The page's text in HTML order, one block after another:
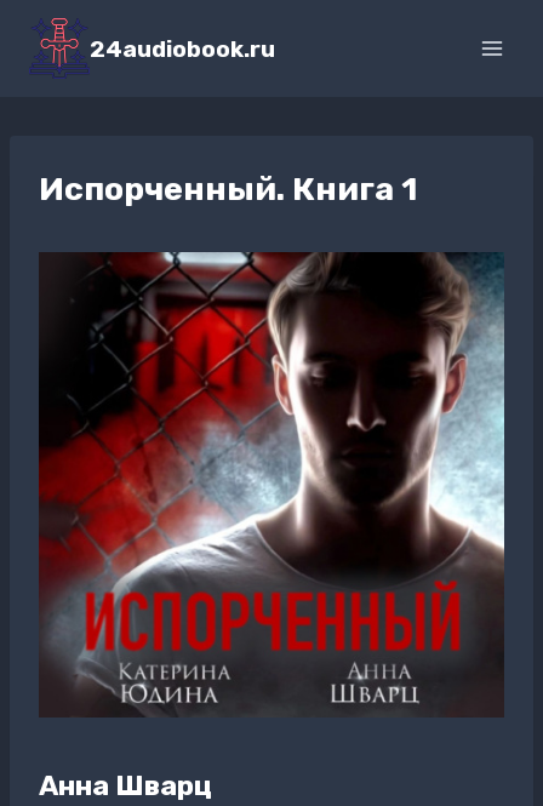
Перейти
содержимому
24audiobook.ru
Испорченный. Книга 1
Анна Шварц